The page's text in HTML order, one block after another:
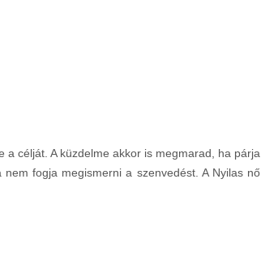
célját. A küzdelme akkor is megmarad, ha párja
fogja megismerni a szenvedést. A Nyilas nő